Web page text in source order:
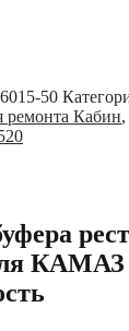
50
ремонта Кабин,